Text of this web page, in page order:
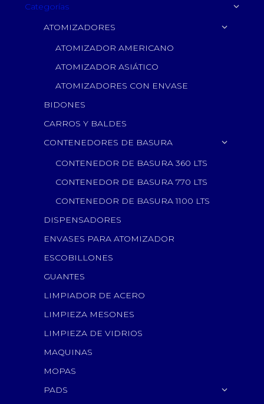
Categorías
ATOMIZADORES
ATOMIZADOR AMERICANO
ATOMIZADOR ASIÁTICO
ATOMIZADORES CON ENVASE
BIDONES
CARROS Y BALDES
CONTENEDORES DE BASURA
CONTENEDOR DE BASURA 360 LTS
CONTENEDOR DE BASURA 770 LTS
CONTENEDOR DE BASURA 1100 LTS
DISPENSADORES
ENVASES PARA ATOMIZADOR
ESCOBILLONES
GUANTES
LIMPIADOR DE ACERO
LIMPIEZA MESONES
LIMPIEZA DE VIDRIOS
MAQUINAS
MOPAS
PADS